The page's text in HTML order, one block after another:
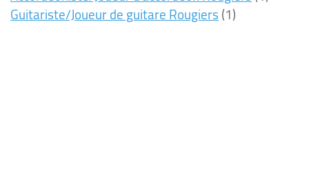
Guitariste/Joueur de guitare Rougiers(1)